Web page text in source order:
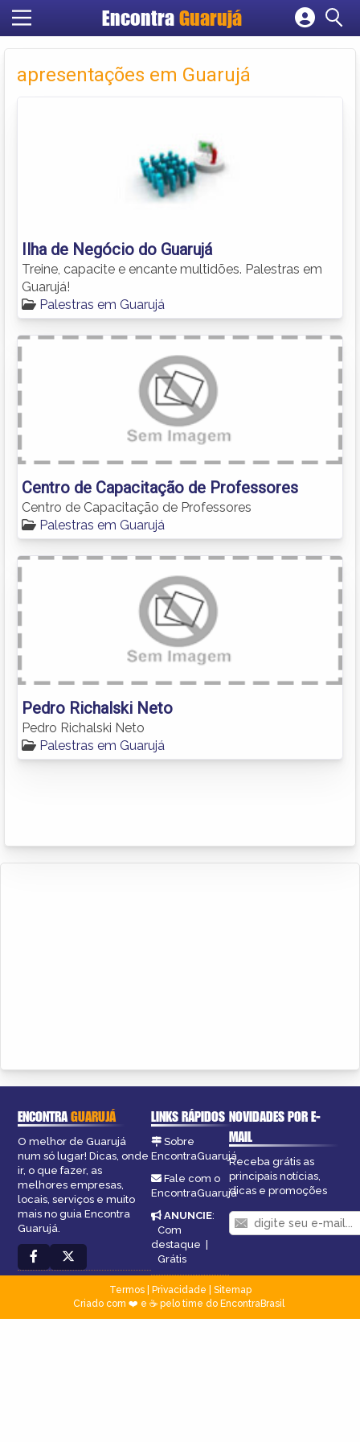
Encontra Guarujá
Cadastrar empresa
Criar conta
apresentações em Guarujá
Ilha de Negócio do Guarujá
Treine, capacite e encante multidões. Palestras em
Guarujá!
Palestras em Guarujá
Centro de Capacitação de Professores
Centro de Capacitação de Professores
Palestras em Guarujá
Pedro Richalski Neto
Pedro Richalski Neto
Palestras em Guarujá
ENCONTRAGUARUJÁ
O melhor de Guarujá
num só lugar! Dicas, onde
ir, o que fazer, as
melhores empresas,
locais, serviços e muito
mais no guia Encontra
Guarujá.
LINKS RÁPIDOS
Sobre
EncontraGuarujá
Fale com o
EncontraGuarujá
ANUNCIE:
Com
destaque |
Grátis
NOVIDADES POR E-
MAIL
Receba grátis as
principais notícias,
dicas e promoções
Termos| Privacidade
Sitemap
Criado com ❤️ e ☕ pelo time do EncontraBrasil